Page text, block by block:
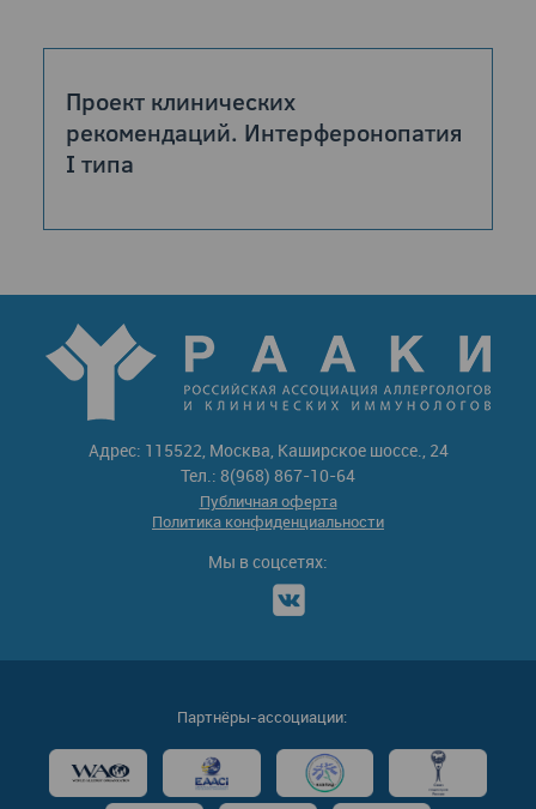
Проект клинических
рекомендаций. Интерферонопатия
I типа
Адрес: 115522, Москва, Каширское шоссе., 24
Тел.: 8(968) 867-10-64
Публичная оферта
Политика конфиденциальности
Мы в соцсетях:
Партнёры-ассоциации: